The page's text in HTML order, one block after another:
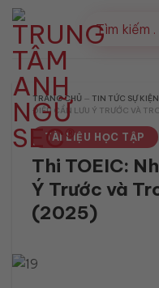
Bỏ
qua
nội
dung
TRANG CHỦ — TIN TỨC SỰ KIỆN
ĐIỀU CẦN LƯU Ý TRƯỚC VÀ
TÀI LIỆU HỌC TẬP
Thi TOEIC:
Ý Trước và
(2025)